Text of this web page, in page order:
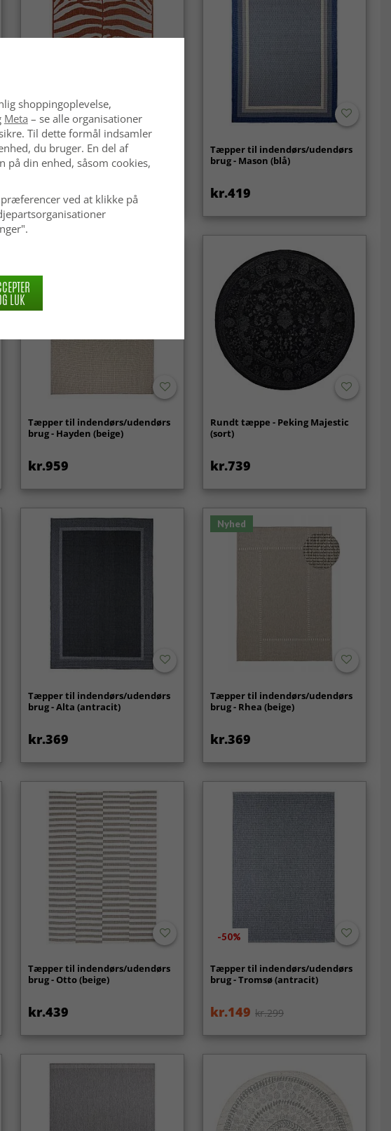
Tæpper til indendørs/udendørs
brug - Winona (orange)
Tæpper til indendørs/udendørs
brug - Mason (blå)
kr.419
Tæpper til indendørs/udendørs
brug - Hayden (beige)
kr.959
Rundt tæppe - Peking Majestic
(sort)
kr.739
Tæpper til indendørs/udendørs
brug - Alta (antracit)
kr.369
Nyhed
Tæpper til indendørs/udendørs
brug - Rhea (beige)
kr.369
Tæpper til indendørs/udendørs
brug - Otto (beige)
kr.439
-50%
Tæpper til indendørs/udendørs
brug - Tromsø (antracit)
kr.149 kr.299
shoppingoplevelse,
Meta – se alle organisationer
Til dette formål indsamler
du bruger. En del af
din enhed, såsom cookies,
ved at klikke på
LUK